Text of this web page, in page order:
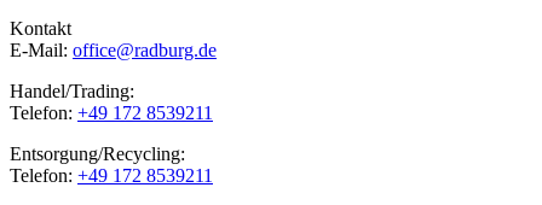
Kontakt
E-Mail: office@radburg.de
Handel/Trading:
Telefon: +49 172 8539211
Entsorgung/Recycling:
Telefon: +49 172 8539211